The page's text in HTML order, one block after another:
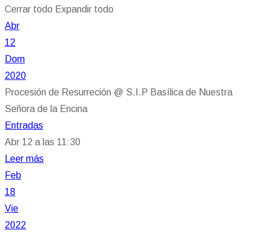
Cerrar todo Expandir todo
Abr
12
Dom
2020
Procesión de Resurreción @ S.I.P Basílica de Nuestra
Señora de la Encina
Entradas
Abr 12 a las 11:30
Leer más
Feb
18
Vie
2022